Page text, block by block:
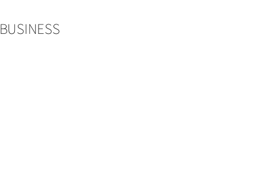
BUSINESS